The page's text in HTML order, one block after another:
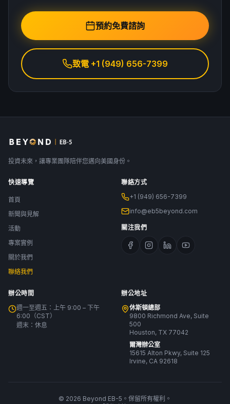
預約免費諮詢
致電 +1 (949) 656-7399
投資未來，讓專業團隊陪伴您邁向美國身份。
快速導覽
首頁
新聞與見解
活動
專案實例
關於我們
聯絡我們
聯絡方式
+1 (949) 656-7399
info@eb5beyond.com
關注我們
辦公時間
週一至週五：上午 9:00 – 下午
6:00（CST）
週末：休息
辦公地址
休斯頓總部
9800 Richmond Ave, Suite
500
Houston, TX 77042
爾灣辦公室
15615 Alton Pkwy, Suite 125
Irvine, CA 92618
© 2026 Beyond EB-5。保留所有權利。